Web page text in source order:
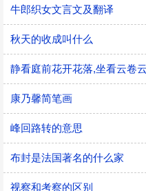
牛郎织女文言文及翻译
秋天的收成叫什么
静看庭前花开花落,坐看云卷
康乃馨简笔画
峰回路转的意思
布封是法国著名的什么家
视察和考察的区别